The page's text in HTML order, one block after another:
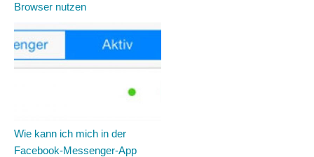
Browser nutzen
Wie kann ich mich in der
Facebook-Messenger-App